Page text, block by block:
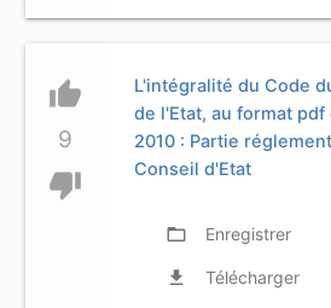
thumb_up
9
thumb_down
L'intégralité du Code
de l'Etat, au format
2010 : Partie
Conseil d'Etat
folder_open Enregistrer
file_download Télécharger